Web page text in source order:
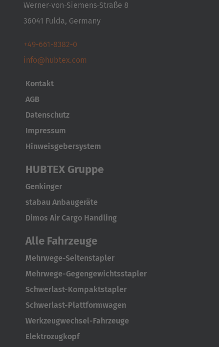
Werner-von-Siemens-Straße 8
36041 Fulda, Germany
+49-661-8382-0
info@hubtex.com
Kontakt
AGB
Datenschutz
Impressum
Hinweisgebersystem
HUBTEX Gruppe
Genkinger
stabau Anbaugeräte
Dimos Air Cargo Handling
Alle Fahrzeuge
Mehrwege-Seitenstapler
Mehrwege-Gegengewichtsstapler
Schwerlast-Kompaktstapler
Schwerlast-Plattformwagen
Werkzeugwechsel-Fahrzeuge
Elektrozugkopf